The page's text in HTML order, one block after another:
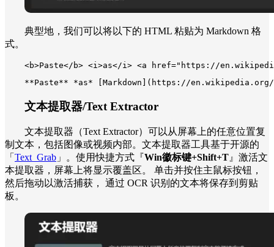
典型地，我们可以将以下的 HTML 粘贴为 Markdown 格
式。
<b>Paste</b> <i>as</i> <a href="https://
**Paste** *as* [Markdown](https://en.wikipedia.org/
文本提取器/Text Extractor
文本提取器（Text Extractor）可以从屏幕上的任意位置复
制文本，包括图像或视频内部。文本提取器工具基于开源的
「 Text Grab 」。使用快捷方式『Win徽标键+Shift+T 』激活文
本提取器，屏幕上将显示覆盖区。 单击并按住主鼠标按钮，
然后拖动以激活捕获， 通过 OCR 识别的文本将保存到剪贴
板。